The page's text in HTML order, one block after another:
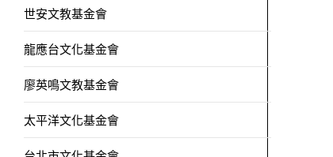
世安文教基金會
龍應台文化基金會
廖英鳴文教基金會
太平洋文化基金會